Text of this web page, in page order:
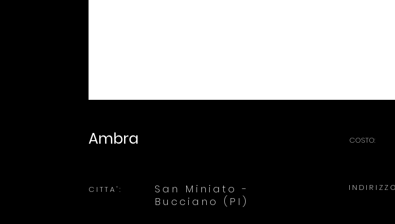
Ambra COSTO:
CITTA':
San Miniato -
Bucciano (PI)